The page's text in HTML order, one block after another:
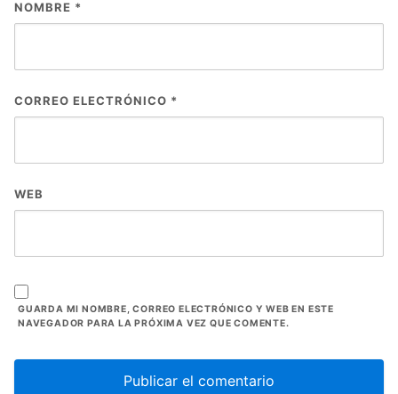
NOMBRE *
CORREO ELECTRÓNICO *
WEB
GUARDA MI NOMBRE, CORREO ELECTRÓNICO Y WEB EN ESTE
NAVEGADOR PARA LA PRÓXIMA VEZ QUE COMENTE.